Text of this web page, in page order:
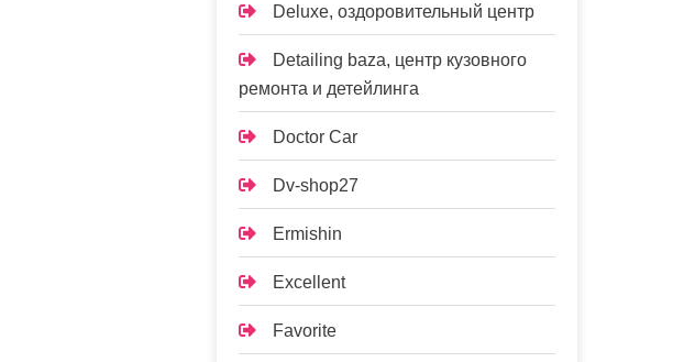
Deluxe, оздоровительный центр
Detailing baza, центр кузовного
ремонта и детейлинга
Doctor Car
Dv-shop27
Ermishin
Excellent
Favorite